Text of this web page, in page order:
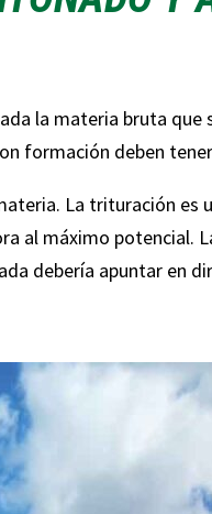
la materia bruta que
formación deben
La trituración es
al máximo potencial.
debería apuntar en